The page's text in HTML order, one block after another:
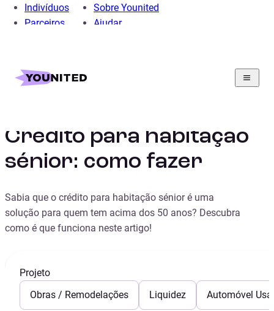
Indivíduos
Parceiros
Sobre Younited
Ajudar
Home
Credito Para Moveis E Eletrodomesticos
Crédito para habitação
sénior: como fazer
Sabia que o crédito para habitação sénior é uma
solução para quem tem acima dos 50 anos? Descubra
como é que funciona neste artigo!
Projeto
Obras / Remodelações
Liquidez
Automóvel